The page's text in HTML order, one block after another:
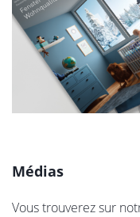
Médias
Vous trouverez sur